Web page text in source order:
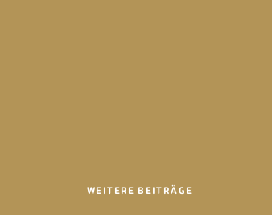
WEITERE BEITRÄGE